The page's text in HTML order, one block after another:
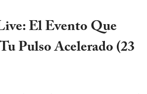
El Evento Que
Pulso Acelerado (23